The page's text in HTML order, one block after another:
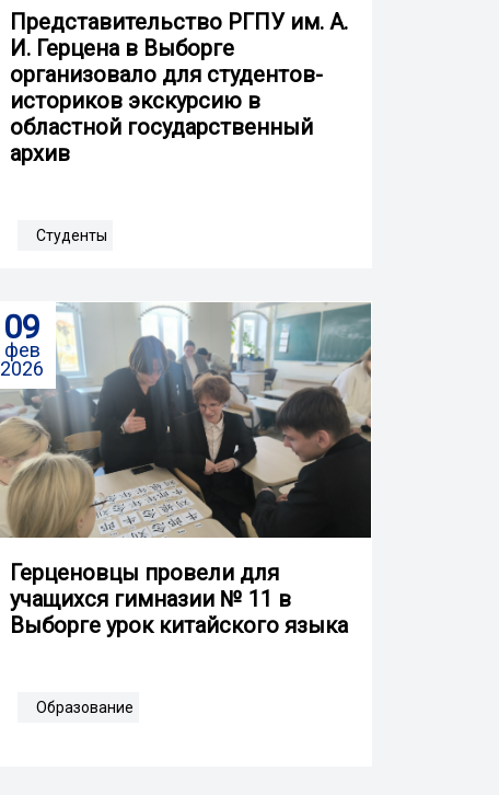
Представительство РГПУ им. А.
И. Герцена в Выборге
организовало для студентов-
историков экскурсию в
областной государственный
архив
Студенты
09
фев
2026
Герценовцы провели для
учащихся гимназии № 11 в
Выборге урок китайского языка
Образование